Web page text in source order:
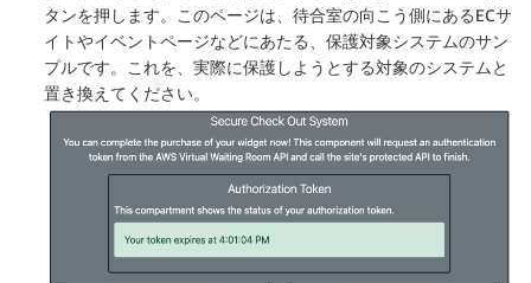
タンを押します。このページは、待合室の向こう側にあるECサ
イトやイベントページなどにあたる、保護対象システムのサン
プルです。これを、実際に保護しようとする対象のシステムと
置き換えてください。